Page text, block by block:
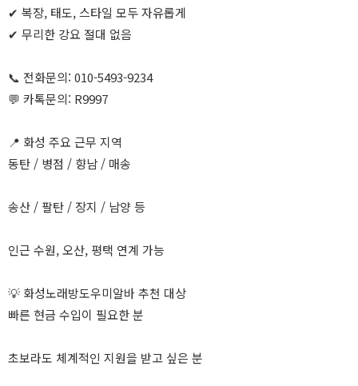
✔ 복장, 태도, 스타일 모두 자유롭게
✔ 무리한 강요 절대 없음
📞 전화문의: 010-5493-9234
💬 카톡문의: R9997
📍 화성 주요 근무 지역
동탄 / 병점 / 향남 / 매송
송산 / 팔탄 / 장지 / 남양 등
인근 수원, 오산, 평택 연계 가능
💡 화성노래방도우미알바 추천 대상
빠른 현금 수입이 필요한 분
초보라도 체계적인 지원을 받고 싶은 분